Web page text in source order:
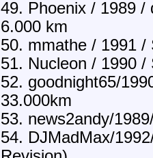
49. Phoenix / 1989 /
6.000 km
50. mmathe / 1991 /
51. Nucleon / 1990
52. goodnight65/
33.000km
53. news2andy/
54. DJMadMax/